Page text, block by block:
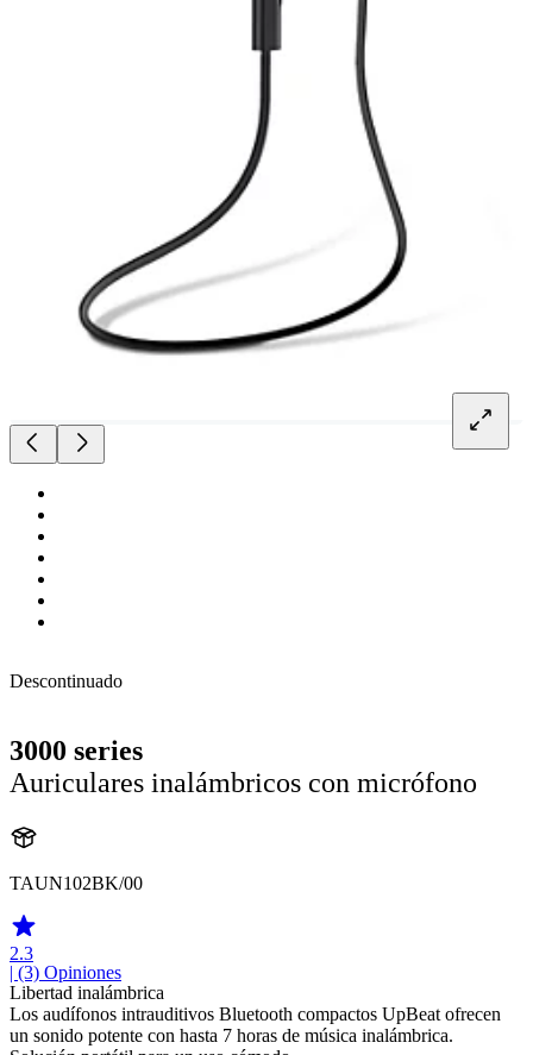
Descontinuado
3000 series
Auriculares inalámbricos con micrófono
TAUN102BK/00
2.3
| (3) Opiniones
Libertad inalámbrica
Los audífonos intrauditivos Bluetooth compactos UpBeat ofrecen
un sonido potente con hasta 7 horas de música inalámbrica.